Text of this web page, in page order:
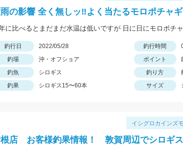
の影響 全く無しッ‼︎よく当たるモロポチャ
釣行日 2022/05/28 釣行時間
釣場
沖・オフショア ポイント
釣魚
シロギス 釣り方
釣果
シロギス15〜60本 サイズ
イシグロカインズ
店 お客様釣果情報！ 敦賀周辺でシロギス